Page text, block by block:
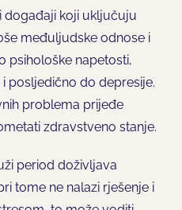
događaji koji uključuju
međuljudske odnose i
psihološke napetosti,
posljedično do depresije.
problema prijeđe
zdravstveno stanje.
period doživljava
tome ne nalazi rješenje i